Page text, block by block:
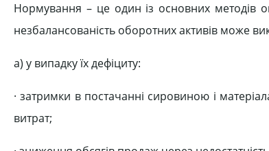
Нормування – це один із основних методів
незбалансованість оборотних активів може
а) у випадку їх дефіциту:
· затримки в постачанні сировиною і
витрат;